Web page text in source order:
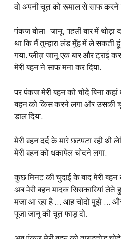
वो अपनी चूत को रूमाल से साफ करने
पंकज बोला- जानू, पहली बार में थोड़ा
था कि मैं तुम्हारा लंड मुँह में ले सकती
गया. प्लीज़ जानू एक बार और ट्राई
मेरी बहन ने साफ मना कर दिया.
पर पंकज मेरी बहन को चोदे बिना कहां
बहन को किस करने लगा और उसकी
डाल दिया.
मेरी बहन दर्द के मारे छटपटा रही
मेरी बहन को धकापेल चोदने लगा.
कुछ मिनट की चुदाई के बाद मेरी
अब मेरी बहन मादक सिसकारियां लेते
मजा आ रहा है … आह चोदो मुझे …
पूजा जानू की चूत फाड़ दो.